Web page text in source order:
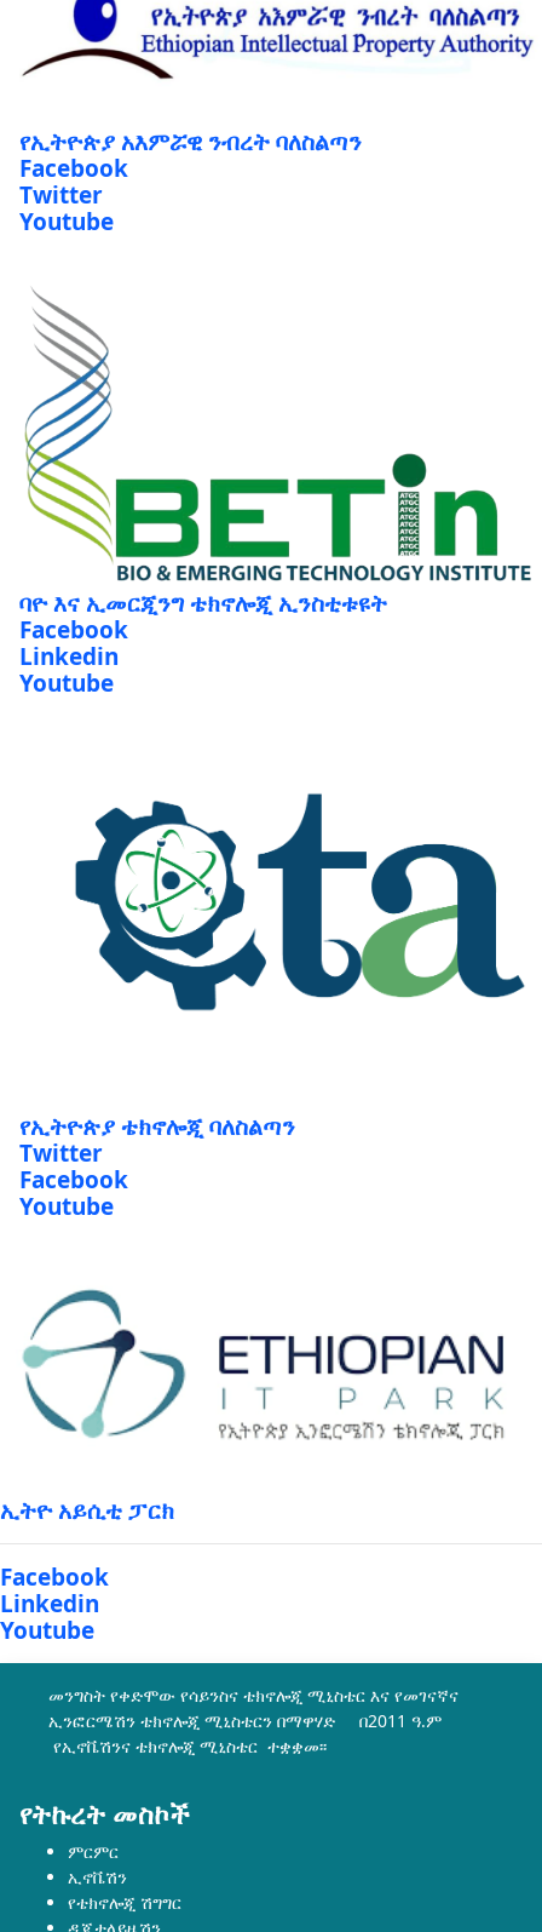
Facebook
Twitter
Youtube
ባዮ እና ኢመርጂንግ ቴክኖሎጂ ኢንስቲቱዩት
Facebook
Linkedin
Youtube
Twitter
Facebook
Youtube
Facebook
Linkedin
Youtube
መንግስት የቀድሞው የሳይንስና ቴክኖሎጂ ሚኒስቴር እና የመገናኛና
ኢንፎርሜሽን ቴክኖሎጂ ሚኒስቴርን በማዋሃድ በ2011 ዓ.ም
የኢኖቬሽንና ቴክኖሎጂ ሚኒስቴር ተቋቋመ፡፡
ምርምር
ኢኖቬሽን
የቴክኖሎጂ ሽግግር
ዲጂታላይዜሽን